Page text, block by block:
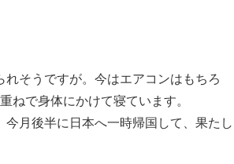
そうですが。今はエアコンはもちろ
ねで身体にかけて寝ています。
月後半に日本へ一時帰国して、果たし